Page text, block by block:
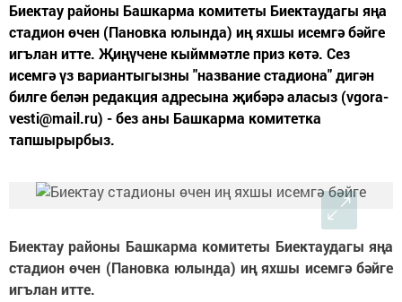
Биектау районы Башкарма комитеты Биектаудагы яңа
стадион өчен (Пановка юлында) иң яхшы исемгә бәйге
игълан итте. Җиңүчене кыйммәтле приз көтә. Сез
исемгә үз вариантыгызны "название стадиона" дигән
билге белән редакция адресына җибәрә аласыз (vgora-
vesti@mail.ru) - без аны Башкарма комитетка
тапшырырбыз.
Биектау районы Башкарма комитеты Биектаудагы яңа
стадион өчен (Пановка юлында) иң яхшы исемгә бәйге
игълан итте.